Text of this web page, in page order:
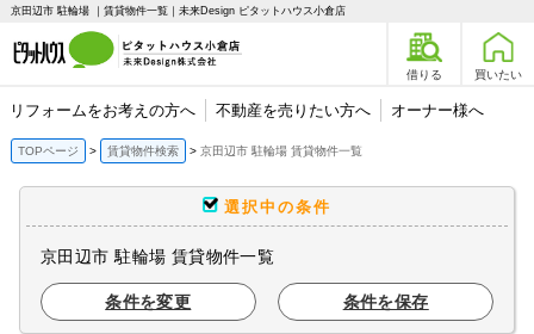
京田辺市 駐輪場 ｜賃貸物件一覧｜未来Design ピタットハウス小倉店
借りる 買いたい
リフォームをお考えの方へ 不動産を売りたい方へ オーナー様へ
TOPページ 賃貸物件検索 京田辺市 駐輪場 賃貸物件一覧
選択中の条件
京田辺市 駐輪場 賃貸物件一覧
条件を変更 条件を保存